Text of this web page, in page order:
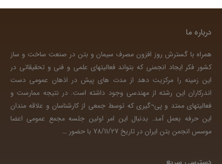
درباره ما
همراه با گسترش روز افزون مصرف سیمان و بتن در صنعت ساخت و ساز
کشور فکر ایجاد انجمنی که بتواند فعالیتهای علمی و فنی و تحقیقاتی در
این زمینه را مرکزیت دهد از مدت های پیش در اذهان عمومی دست
اندرکاران این رشته از مهندسی وجود داشته است. در نتیجه ممارست و
فعالیتهای ممتد و پی¬گیری که توسط جمعی از کارشناسان و علاقه مندان
این حرفه بعمل آمد. بدنبال این امر اولین جلسه مجمع عمومی اعضا
موسس انجمن بتن ایران در تاریخ 78/11/27 با حضور
…